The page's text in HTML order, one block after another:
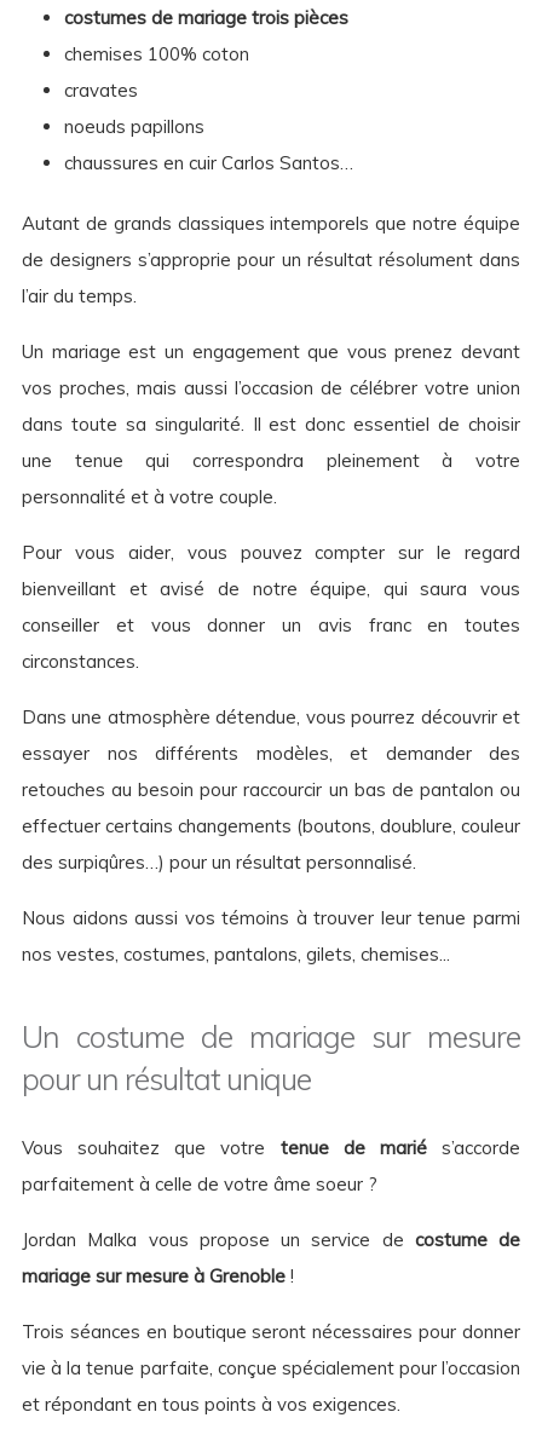
costumes de mariage trois pièces
chemises 100% coton
cravates
noeuds papillons
chaussures en cuir Carlos Santos…
Autant de grands classiques intemporels que notre équipe
de designers s’approprie pour un résultat résolument dans
l’air du temps.
Un mariage est un engagement que vous prenez devant
vos proches, mais aussi l’occasion de célébrer votre union
dans toute sa singularité. Il est donc essentiel de choisir
une tenue qui correspondra pleinement à votre
personnalité et à votre couple.
Pour vous aider, vous pouvez compter sur le regard
bienveillant et avisé de notre équipe, qui saura vous
conseiller et vous donner un avis franc en toutes
circonstances.
Dans une atmosphère détendue, vous pourrez découvrir et
essayer nos différents modèles, et demander des
retouches au besoin pour raccourcir un bas de pantalon ou
effectuer certains changements (boutons, doublure, couleur
des surpiqûres…) pour un résultat personnalisé.
Nous aidons aussi vos témoins à trouver leur tenue parmi
nos vestes, costumes, pantalons, gilets, chemises...
Un costume de mariage sur mesure
pour un résultat unique
Vous souhaitez que votre tenue de mariés’accorde
parfaitement à celle de votre âme soeur ?
Jordan Malka vous propose un service de costume de
mariage sur mesure à Grenoble !
Trois séances en boutique seront nécessaires pour donner
vie à la tenue parfaite, conçue spécialement pour l’occasion
et répondant en tous points à vos exigences.